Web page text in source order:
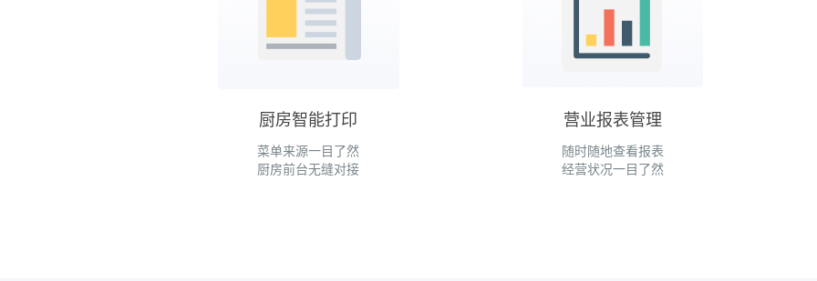
厨房智能打印
菜单来源一目了然
厨房前台无缝对接
营业报表管理
随时随地查看报表
经营状况一目了然